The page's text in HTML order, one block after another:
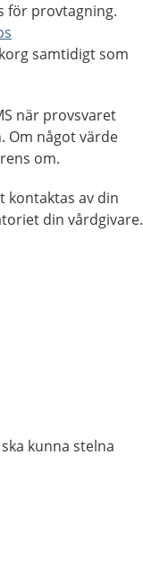
för provtagning.
samtidigt som
när provsvaret
Om något värde
om.
kontaktas av din
din vårdgivare.
kunna stelna